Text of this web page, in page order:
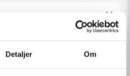
Detaljer Om